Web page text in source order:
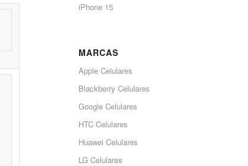
iPhone 15
MARCAS
Apple Celulares
Blackberry Celulares
Google Celulares
HTC Celulares
Huawei Celulares
LG Celulares